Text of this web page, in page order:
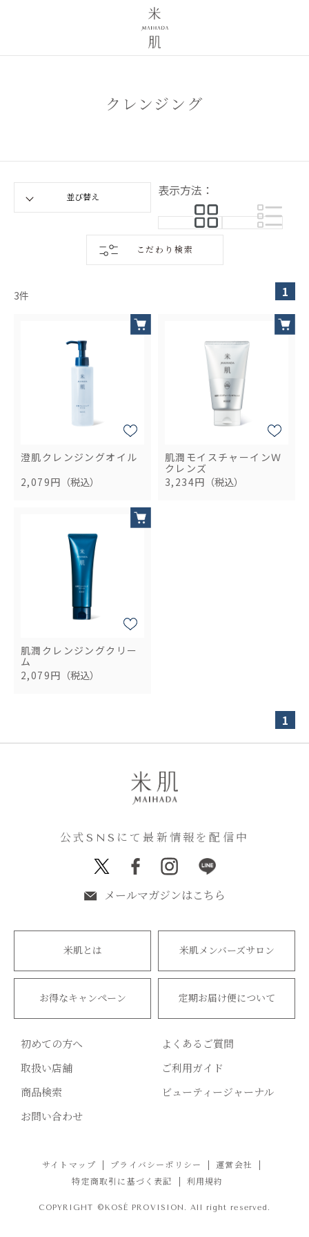
クレンジング
表示方法：
こだわり検索
3件 1
澄肌クレンジングオイル
2,079円 （税込）
肌潤モイスチャーインＷ
クレンズ
3,234円 （税込）
肌潤クレンジングクリー
ム
2,079円 （税込）
1
公式SNSにて最新情報を配信中
メールマガジンはこちら
米肌とは 米肌メンバーズサロン
お得なキャンペーン 定期お届け便について
初めての方へ
よくあるご質問
取扱い店舗
ご利用ガイド
商品検索
ビューティージャーナル
お問い合わせ
サイトマップ プライバシーポリシー
運営会社
特定商取引に基づく表記
利用規約
COPYRIGHT ©KOSÉ PROVISION. All right reserved.